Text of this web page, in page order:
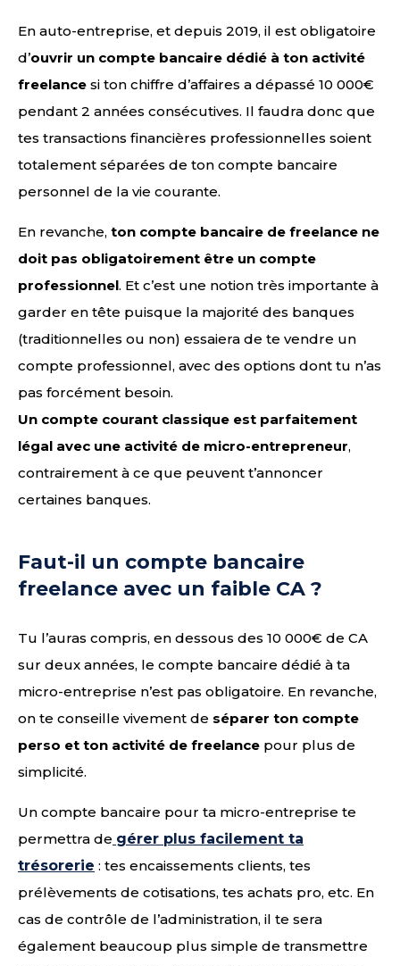
En auto-entreprise, et depuis 2019, il est obligatoire
d’ouvrir un compte bancaire dédié à ton activité
freelance si ton chiffre d’affaires a dépassé 10 000€
pendant 2 années consécutives. Il faudra donc que
tes transactions financières professionnelles soient
totalement séparées de ton compte bancaire
personnel de la vie courante.
En revanche, ton compte bancaire de freelance ne
doit pas obligatoirement être un compte
professionnel. Et c’est une notion très importante à
garder en tête puisque la majorité des banques
(traditionnelles ou non) essaiera de te vendre un
compte professionnel, avec des options dont tu n’as
pas forcément besoin.
Un compte courant classique est parfaitement
légal avec une activité de micro-entrepreneur,
contrairement à ce que peuvent t’annoncer
certaines banques.
Faut-il un compte bancaire
freelance avec un faible CA ?
Tu l’auras compris, en dessous des 10 000€ de CA
sur deux années, le compte bancaire dédié à ta
micro-entreprise n’est pas obligatoire. En revanche,
on te conseille vivement de séparer ton compte
perso et ton activité de freelance pour plus de
simplicité.
Un compte bancaire pour ta micro-entreprise te
permettra de gérer plus facilement ta
trésorerie : tes encaissements clients, tes
prélèvements de cotisations, tes achats pro, etc. En
cas de contrôle de l’administration, il te sera
également beaucoup plus simple de transmettre